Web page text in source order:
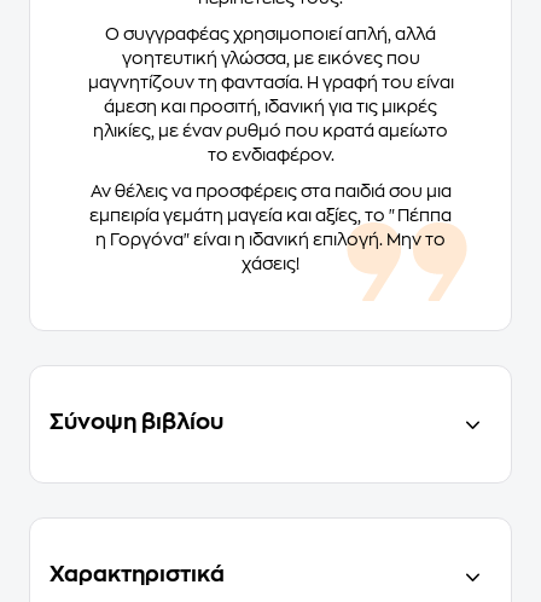
Ο συγγραφέας χρησιμοποιεί απλή, αλλά
γοητευτική γλώσσα, με εικόνες που
μαγνητίζουν τη φαντασία. Η γραφή του είναι
άμεση και προσιτή, ιδανική για τις μικρές
ηλικίες, με έναν ρυθμό που κρατά αμείωτο
το ενδιαφέρον.
Αν θέλεις να προσφέρεις στα παιδιά σου μια
εμπειρία γεμάτη μαγεία και αξίες, το "Πέππα
η Γοργόνα" είναι η ιδανική επιλογή. Μην το
χάσεις!
Σύνοψη βιβλίου
Χαρακτηριστικά